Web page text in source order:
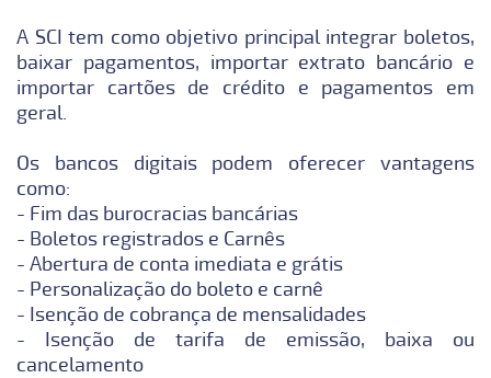
A SCI tem como objetivo principal integrar boletos,
baixar pagamentos, importar extrato bancário e
importar cartões de crédito e pagamentos em
geral.
Os bancos digitais podem oferecer vantagens
como:
- Fim das burocracias bancárias
- Boletos registrados e Carnês
- Abertura de conta imediata e grátis
- Personalização do boleto e carnê
- Isenção de cobrança de mensalidades
- Isenção de tarifa de emissão, baixa ou
cancelamento